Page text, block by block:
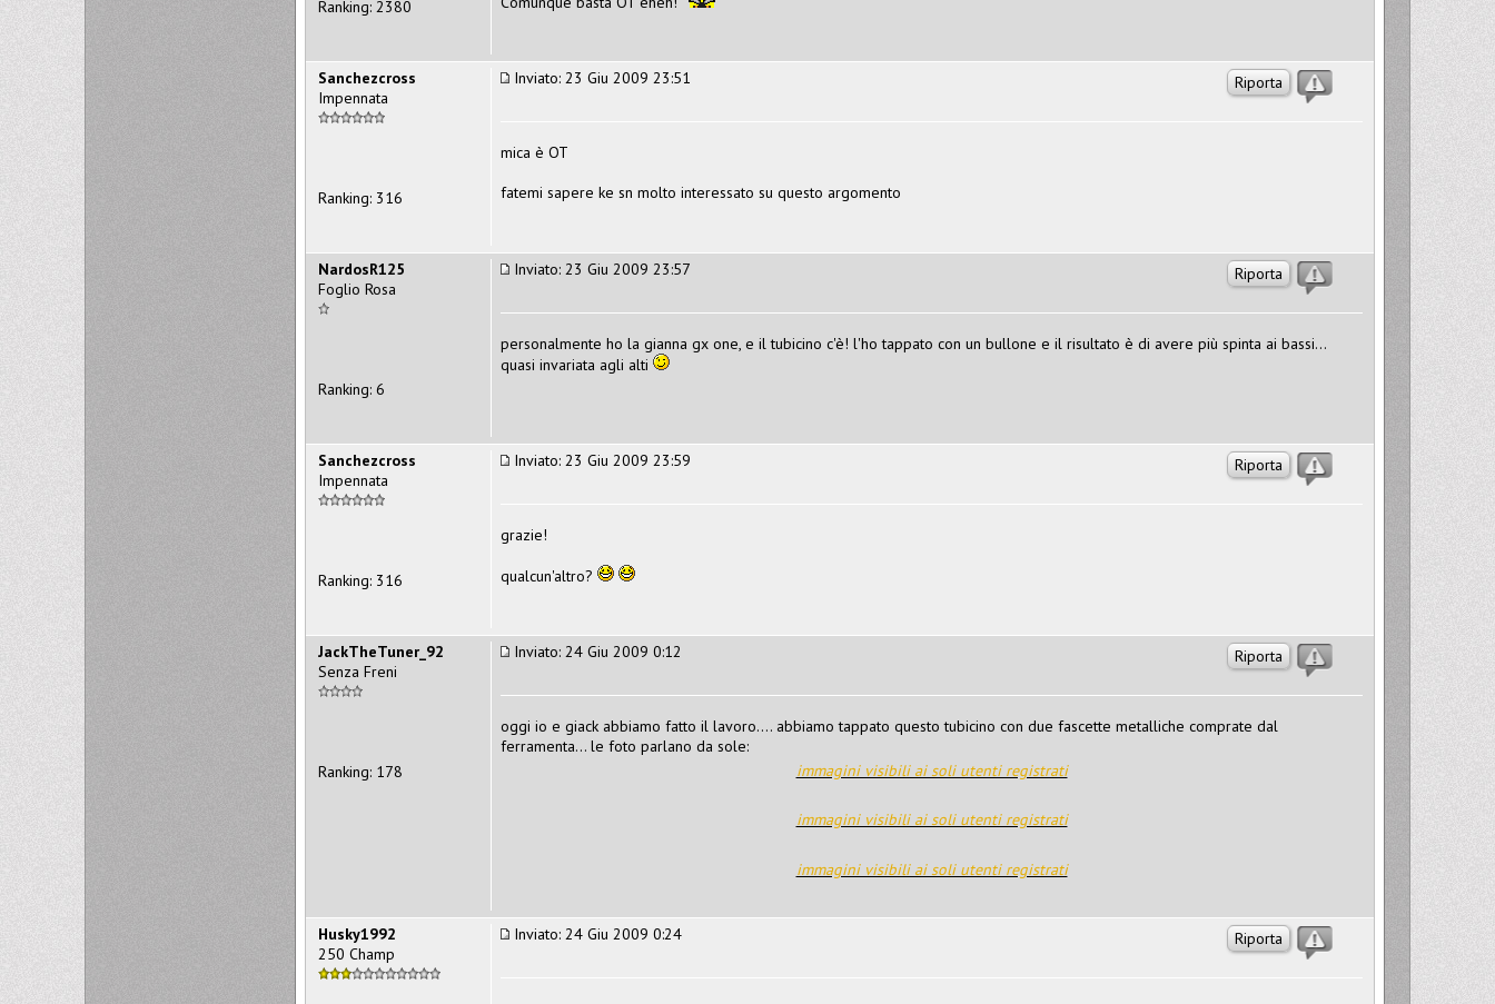
Ranking: 2380
Riporta
Inviato: 23 Giu 2009 23:51
mica è OT
fatemi sapere ke sn molto interessato su questo argomento
Sanchezcross
Impennata
Ranking: 316
Riporta
Inviato: 23 Giu 2009 23:57
personalmente ho la gianna gx one, e il tubicino c'è! l'ho tappato con un bullone e il risultato è di avere più spinta ai bassi...
quasi invariata agli alti
NardosR125
Foglio Rosa
Ranking: 6
Riporta
Inviato: 23 Giu 2009 23:59
grazie!
qualcun'altro?
Sanchezcross
Impennata
Ranking: 316
Riporta
Inviato: 24 Giu 2009 0:12
oggi io e giack abbiamo fatto il lavoro.... abbiamo tappato questo tubicino con due fascette metalliche comprate dal
ferramenta... le foto parlano da sole:
immagini visibili ai soli utenti registrati
immagini visibili ai soli utenti registrati
immagini visibili ai soli utenti registrati
JackTheTuner_92
Senza Freni
Ranking: 178
Riporta
Inviato: 24 Giu 2009 0:24
Husky1992
250 Champ